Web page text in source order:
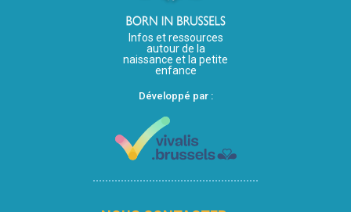
Infos et ressources
autour de la
naissance et la petite
enfance
Développé par :